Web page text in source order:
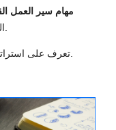
مهام سير العمل
تعرف على